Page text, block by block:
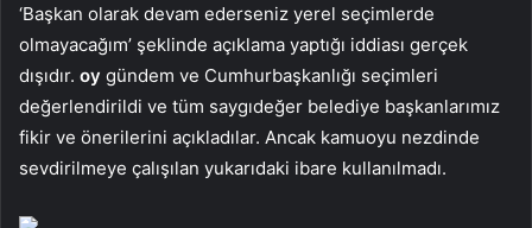
‘Başkan olarak devam ederseniz yerel seçimlerde
olmayacağım’ şeklinde açıklama yaptığı iddiası gerçek
dışıdır. oy gündem ve Cumhurbaşkanlığı seçimleri
değerlendirildi ve tüm saygıdeğer belediye başkanlarımız
fikir ve önerilerini açıkladılar. Ancak kamuoyu nezdinde
sevdirilmeye çalışılan yukarıdaki ibare kullanılmadı.